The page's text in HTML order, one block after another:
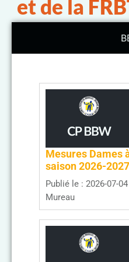
et de la
Mesures Dames
saison 2026-2027
Publié le : 2026-07-04
Mureau